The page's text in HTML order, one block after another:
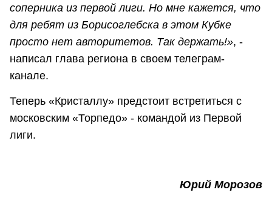
соперника из первой лиги. Но мне кажется, что
для ребят из Борисоглебска в этом Кубке
просто нет авторитетов. Так держать!», -
написал глава региона в своем телеграм-
канале.
Теперь «Кристаллу» предстоит встретиться с
московским «Торпедо» - командой из Первой
лиги.
Юрий Морозов